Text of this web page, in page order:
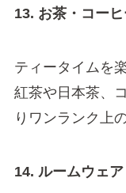
13. お茶・コー
ティータイムを
紅茶や日本茶、
りワンランク上
14. ルームウェ